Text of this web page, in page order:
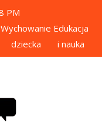
PM
Wychowanie
dziecka
Edukacja
i nauka